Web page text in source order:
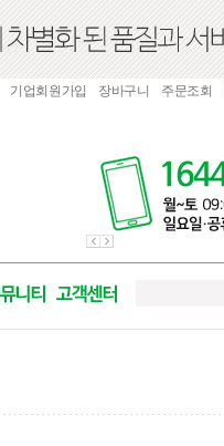
기업회원가입 장바구니 주문조회